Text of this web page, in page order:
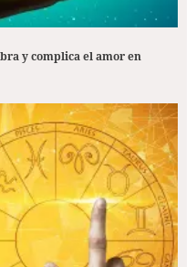
y complica el amor en